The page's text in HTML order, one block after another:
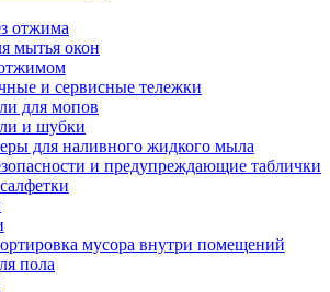
отжима
мытья окон
и сервисные тележки
для мопов
и шубки
для наливного жидкого мыла
и предупреждающие таблички
мусора внутри помещений
пола